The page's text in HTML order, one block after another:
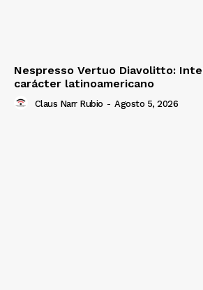
Nespresso Vertuo Diavolitto:
carácter latinoamericano
Claus Narr Rubio - Agosto 5, 2026